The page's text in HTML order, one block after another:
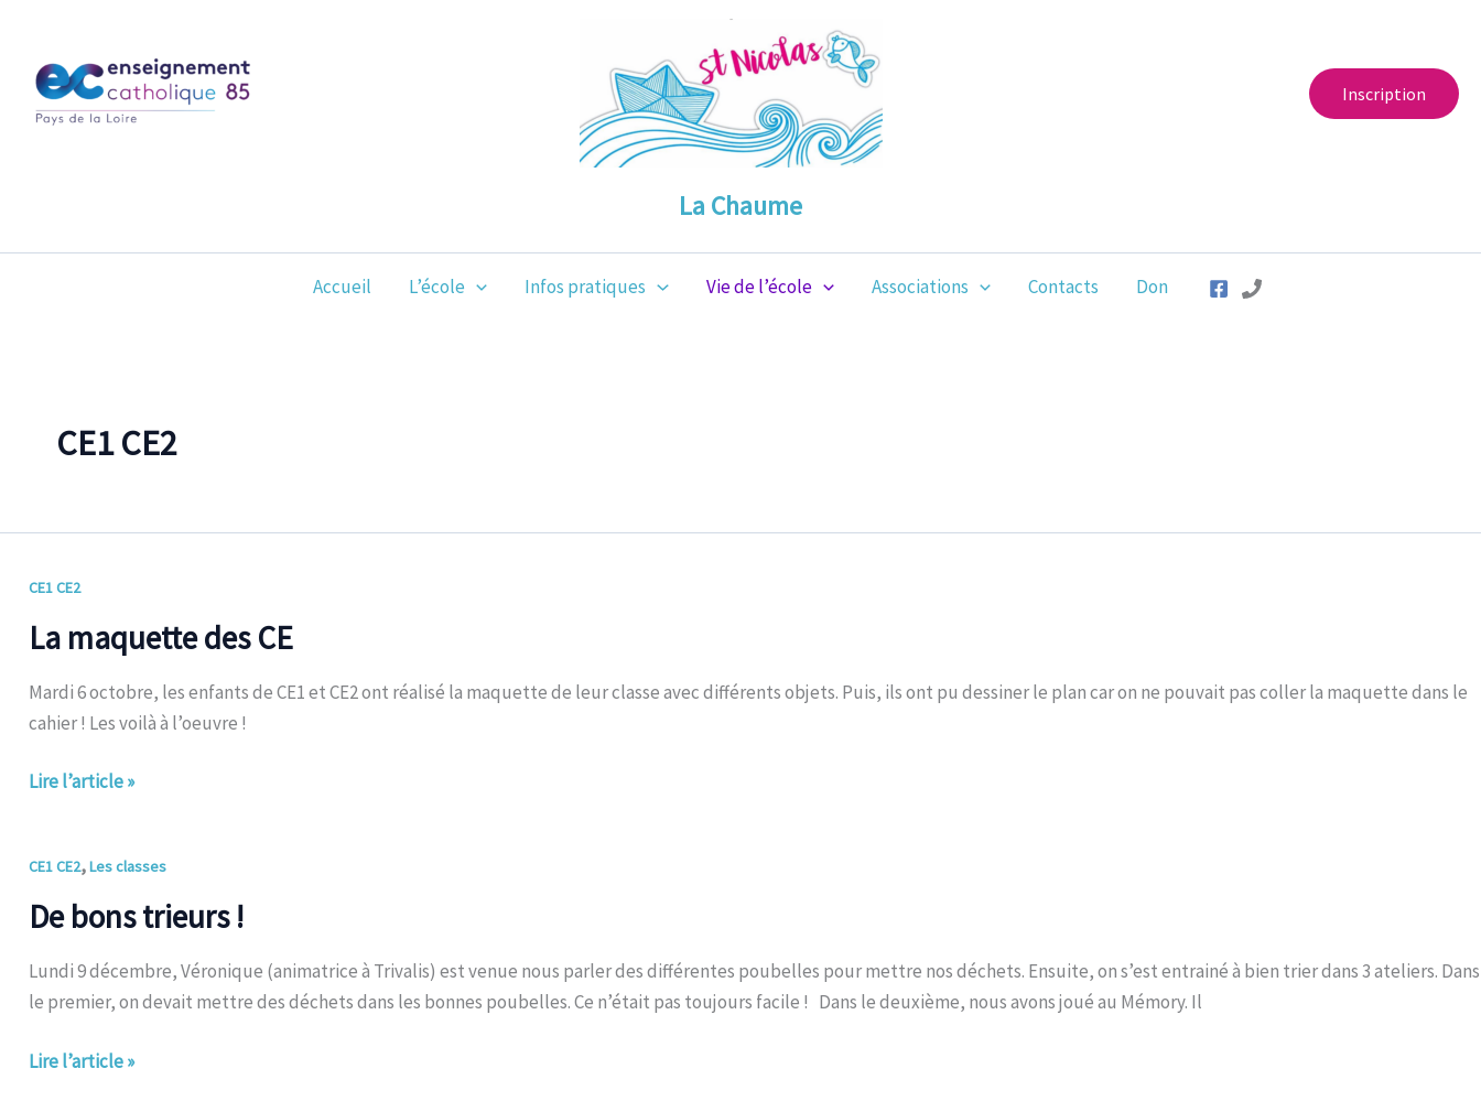
contenu
Inscription
La Chaume
Accueil L’école Infos pratiques Vie de l’école Associations Contacts Don
CE1 CE2
CE1 CE2
La maquette des CE
Mardi 6 octobre, les enfants de CE1 et CE2 ont réalisé la maquette de leur classe avec différents objets. Puis, ils ont pu dessiner le plan car on ne pouvait pas coller la maquette dans le
cahier ! Les voilà à l’oeuvre !
La
des
Lire l’article »
CE1 CE2,Les classes
De bons trieurs !
Lundi 9 décembre, Véronique (animatrice à Trivalis) est venue nous parler des différentes poubelles pour mettre nos déchets. Ensuite, on s’est entrainé à bien trier dans 3 ateliers. Dans
le premier, on devait mettre des déchets dans les bonnes poubelles. Ce n’était pas toujours facile ! Dans le deuxième, nous avons joué au Mémory. Il
De
trieurs
Lire l’article »